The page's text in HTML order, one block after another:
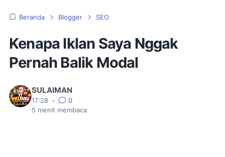
Beranda Blogger SEO
Kenapa Iklan Saya Nggak
Pernah Balik Modal
SULAIMAN
17:28 •
0
5 menit membaca